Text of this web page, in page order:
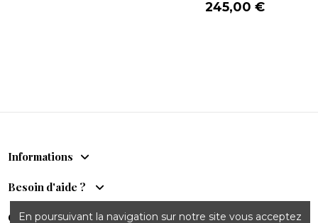
245,00 €
Informations
Besoin d'aide ?
Comptoir du Sud
En poursuivant la navigation sur notre site vous acceptez